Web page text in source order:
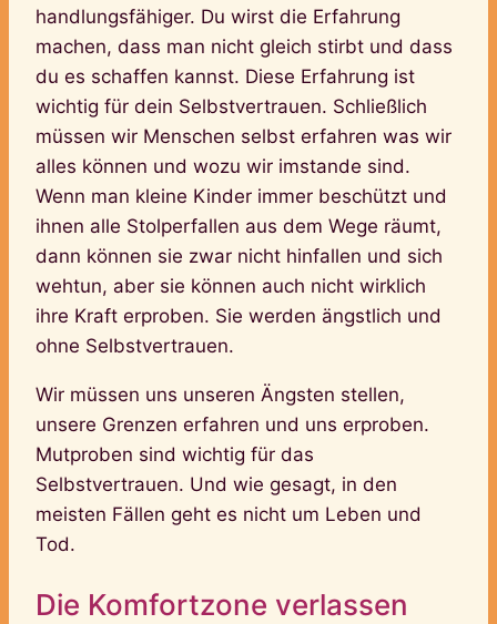
handlungsfähiger. Du wirst die Erfahrung
machen, dass man nicht gleich stirbt und dass
du es schaffen kannst. Diese Erfahrung ist
wichtig für dein Selbstvertrauen. Schließlich
müssen wir Menschen selbst erfahren was wir
alles können und wozu wir imstande sind.
Wenn man kleine Kinder immer beschützt und
ihnen alle Stolperfallen aus dem Wege räumt,
dann können sie zwar nicht hinfallen und sich
wehtun, aber sie können auch nicht wirklich
ihre Kraft erproben. Sie werden ängstlich und
ohne Selbstvertrauen.
Wir müssen uns unseren Ängsten stellen,
unsere Grenzen erfahren und uns erproben.
Mutproben sind wichtig für das
Selbstvertrauen. Und wie gesagt, in den
meisten Fällen geht es nicht um Leben und
Tod.
Die Komfortzone verlassen